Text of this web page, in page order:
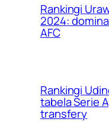
Rankingi
2024:
AFC
Rankingi
tabela Serie
transfery